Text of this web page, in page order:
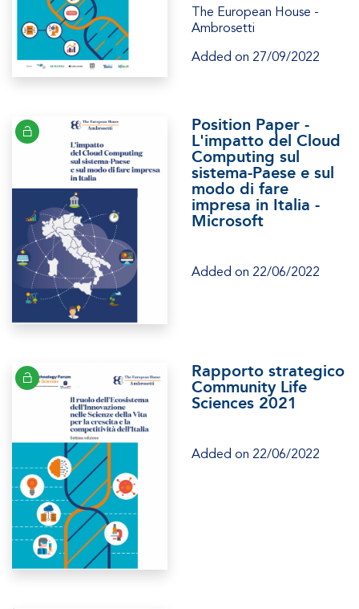
The European House -
Ambrosetti
Added on 27/09/2022
Position Paper -
L'impatto del Cloud
Computing sul
sistema-Paese e sul
modo di fare
impresa in Italia -
Microsoft
Added on 22/06/2022
Rapporto strategico
Community Life
Sciences 2021
Added on 22/06/2022